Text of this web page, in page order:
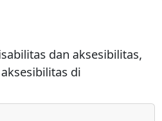
dan aksesibilitas,
di